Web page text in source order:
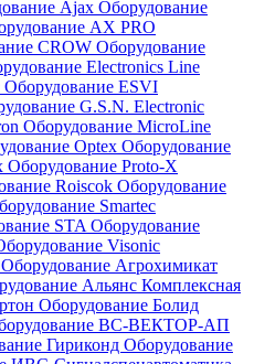
Ajax Оборудование
AX PRO
CROW Оборудование
Electronics Line
Оборудование ESVI
G.S.N. Electronic
Оборудование MicroLine
Optex Оборудование
Оборудование Proto-X
Roiscok Оборудование
Smartec
STA Оборудование
Visonic
Оборудование Агрохимикат
Альянс Комплексная
Оборудование Болид
ВС-ВЕКТОР-АП
Гириконд Оборудование